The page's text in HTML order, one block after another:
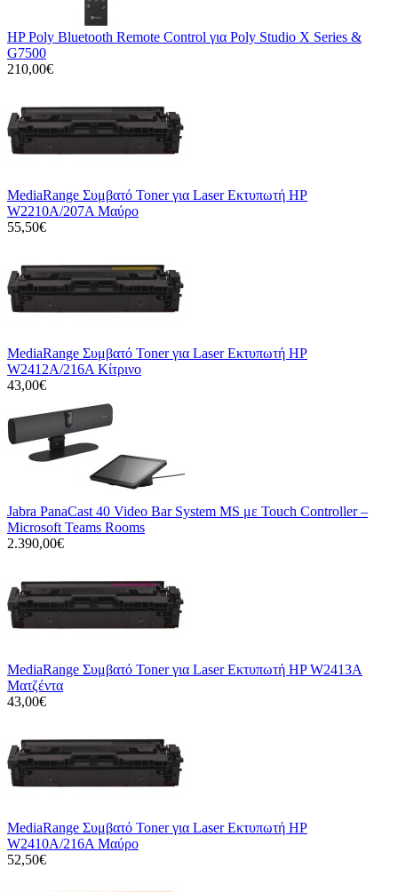
HP Poly Bluetooth Remote Control για Poly Studio X Series &
G7500
210,00€
MediaRange Συμβατό Toner για Laser Εκτυπωτή HP
W2210A/207A Μαύρο
55,50€
MediaRange Συμβατό Toner για Laser Εκτυπωτή HP
W2412A/216A Κίτρινο
43,00€
Jabra PanaCast 40 Video Bar System MS με Touch Controller –
Microsoft Teams Rooms
2.390,00€
MediaRange Συμβατό Toner για Laser Εκτυπωτή HP W2413A
Ματζέντα
43,00€
MediaRange Συμβατό Toner για Laser Εκτυπωτή HP
W2410A/216A Μαύρο
52,50€